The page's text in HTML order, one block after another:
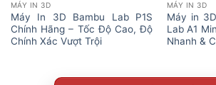
MÁY IN 3D
Máy In 3D Bambu Lab P1S
Chính Hãng – Tốc Độ Cao, Độ
Chính Xác Vượt Trội
MÁY IN 3D
Máy in
Lab A1
Nhanh &